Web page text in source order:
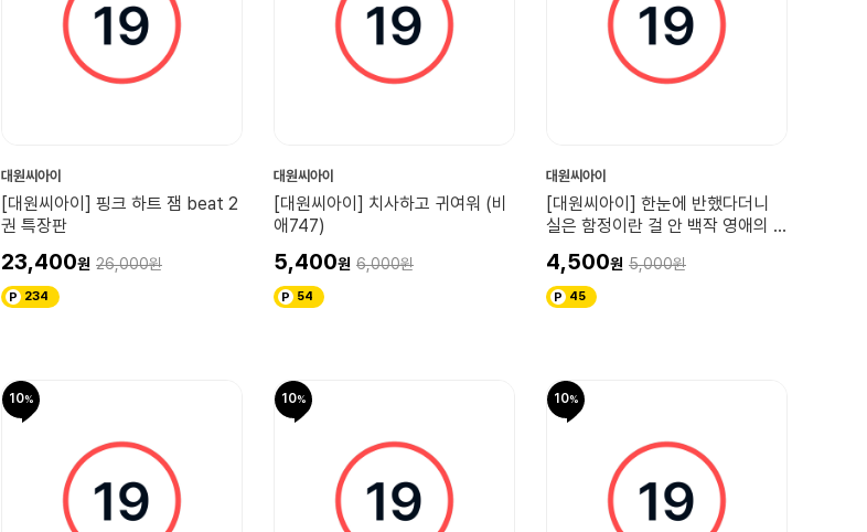
대원씨아이
[대원씨아이] 핑크 하트 잼 beat 2
권 특장판
23,400 26,000
234
대원씨아이
[대원씨아이] 치사하고 귀여워 (비
애747)
5,400 6,000
54
대원씨아이
[대원씨아이] 한눈에 반했다더니
실은 함정이란 걸 안 백작 영애의 3
4,500 5,000
45
10 10 10